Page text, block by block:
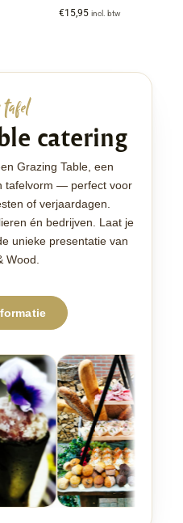
€15,95 incl. btw
catering
Grazing Table, een
tafelvorm — perfect voor
of verjaardagen.
én bedrijven. Laat je
unieke presentatie van
Wood.